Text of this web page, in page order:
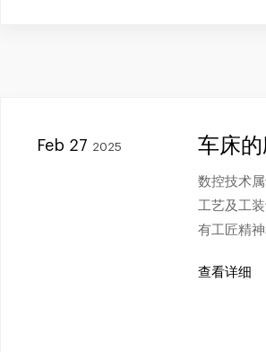
Feb 27 2025 车床
数控技术
工艺及工
有工匠精
查看详细